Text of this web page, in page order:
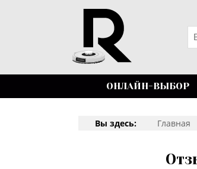
ОНЛАЙН-ВЫБОР
Вы здесь: Главная